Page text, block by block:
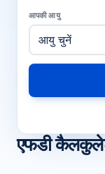
एफडी
आपकी आयु